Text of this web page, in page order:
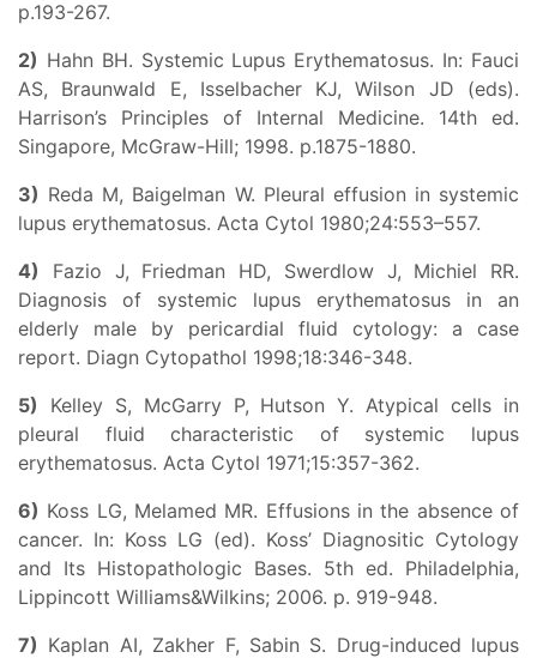
p.193-267.
2) Hahn BH. Systemic Lupus Erythematosus. In: Fauci
AS, Braunwald E, Isselbacher KJ, Wilson JD (eds).
Harrison’s Principles of Internal Medicine. 14th ed.
Singapore, McGraw-Hill; 1998. p.1875-1880.
3) Reda M, Baigelman W. Pleural effusion in systemic
lupus erythematosus. Acta Cytol 1980;24:553–557.
4) Fazio J, Friedman HD, Swerdlow J, Michiel RR.
Diagnosis of systemic lupus erythematosus in an
elderly male by pericardial fluid cytology: a case
report. Diagn Cytopathol 1998;18:346-348.
5) Kelley S, McGarry P, Hutson Y. Atypical cells in
pleural fluid characteristic of systemic lupus
erythematosus. Acta Cytol 1971;15:357-362.
6) Koss LG, Melamed MR. Effusions in the absence of
cancer. In: Koss LG (ed). Koss’ Diagnositic Cytology
and Its Histopathologic Bases. 5th ed. Philadelphia,
Lippincott Williams&Wilkins; 2006. p. 919-948.
7) Kaplan AI, Zakher F, Sabin S. Drug-induced lupus